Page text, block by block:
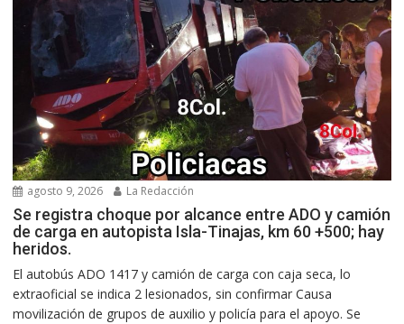
agosto 9, 2026 La Redacción
Se registra choque por alcance entre ADO y camión
de carga en autopista Isla-Tinajas, km 60 +500; hay
heridos.
El autobús ADO 1417 y camión de carga con caja seca, lo
extraoficial se indica 2 lesionados, sin confirmar Causa
movilización de grupos de auxilio y policía para el apoyo. Se